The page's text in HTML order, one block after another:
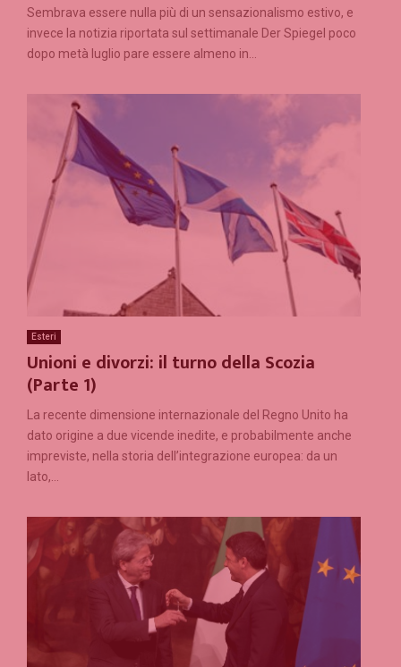
Sembrava essere nulla più di un sensazionalismo estivo, e
invece la notizia riportata sul settimanale Der Spiegel poco
dopo metà luglio pare essere almeno in...
Esteri
Unioni e divorzi: il turno della Scozia
(Parte 1)
La recente dimensione internazionale del Regno Unito ha
dato origine a due vicende inedite, e probabilmente anche
impreviste, nella storia dell’integrazione europea: da un
lato,...